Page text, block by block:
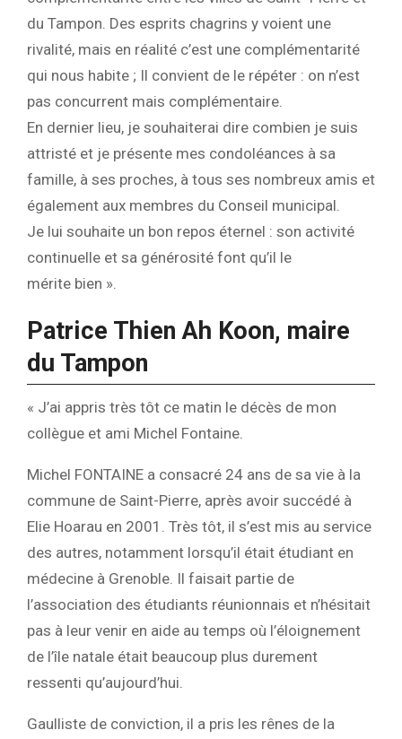
du Tampon. Des esprits chagrins y voient une
rivalité, mais en réalité c’est une complémentarité
qui nous habite ; Il convient de le répéter : on n’est
pas concurrent mais complémentaire.
En dernier lieu, je souhaiterai dire combien je suis
attristé et je présente mes condoléances à sa
famille, à ses proches, à tous ses nombreux amis et
également aux membres du Conseil municipal.
Je lui souhaite un bon repos éternel : son activité
continuelle et sa générosité font qu’il le
mérite bien ».
Patrice Thien Ah Koon, maire
du Tampon
« J’ai appris très tôt ce matin le décès de mon
collègue et ami Michel Fontaine.
Michel FONTAINE a consacré 24 ans de sa vie à la
commune de Saint-Pierre, après avoir succédé à
Elie Hoarau en 2001. Très tôt, il s’est mis au service
des autres, notamment lorsqu’il était étudiant en
médecine à Grenoble. Il faisait partie de
l’association des étudiants réunionnais et n’hésitait
pas à leur venir en aide au temps où l’éloignement
de l’île natale était beaucoup plus durement
ressenti qu’aujourd’hui.
Gaulliste de conviction, il a pris les rênes de la